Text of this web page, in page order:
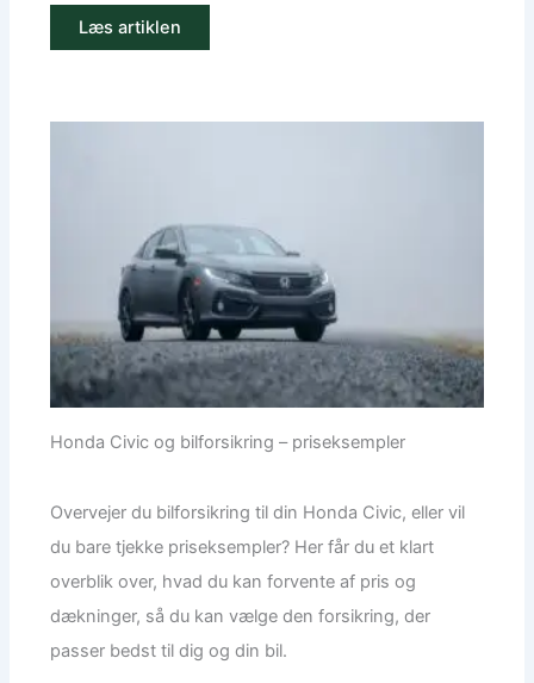
Læs artiklen
Honda Civic og bilforsikring – priseksempler
Overvejer du bilforsikring til din Honda Civic, eller vil
du bare tjekke priseksempler? Her får du et klart
overblik over, hvad du kan forvente af pris og
dækninger, så du kan vælge den forsikring, der
passer bedst til dig og din bil.